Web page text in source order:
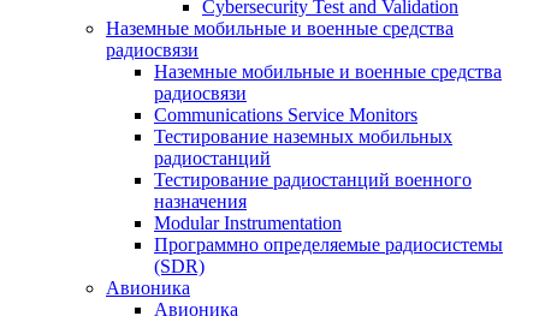
Cybersecurity Test and Validation
Наземные мобильные и военные средства
радиосвязи
Наземные мобильные и военные средства
радиосвязи
Communications Service Monitors
Тестирование наземных мобильных
радиостанций
Тестирование радиостанций военного
назначения
Modular Instrumentation
Программно определяемые радиосистемы
(SDR)
Авионика
Авионика